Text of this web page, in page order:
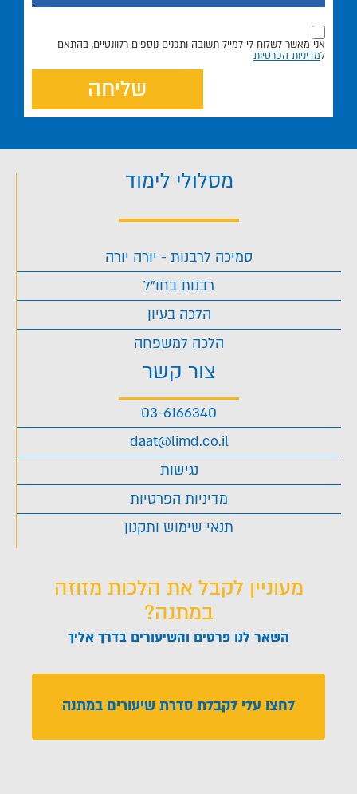
אני מאשר לשלוח לי למייל תשובה ותכנים נוספים רלוונטיים, בהתאם
למדיניות הפרטיות
שליחה
מסלולי לימוד
סמיכה לרבנות - יורה יורה
רבנות בחו"ל
הלכה בעיון
הלכה למשפחה
צור קשר
03-6166340
daat@limd.co.il
נגישות
מדיניות הפרטיות
תנאי שימוש ותקנון
מעוניין לקבל את הלכות מזוזה
במתנה?
השאר לנו פרטים והשיעורים בדרך אליך
לחצו עלי לקבלת סדרת שיעורים במתנה